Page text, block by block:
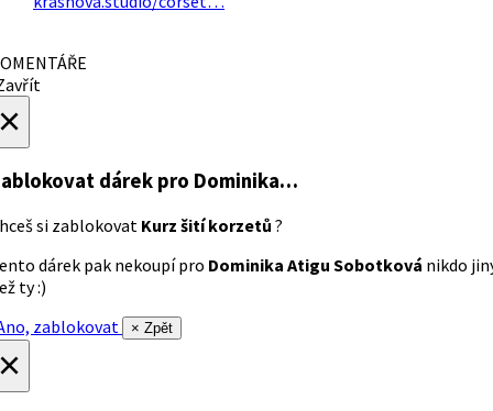
dárek pro Dominika…
si zablokovat Kurz šití korzetů ?
dárek pak nekoupí pro Dominika Atigu Sobotková nikdo
ty :)
zablokovat
× Zpět